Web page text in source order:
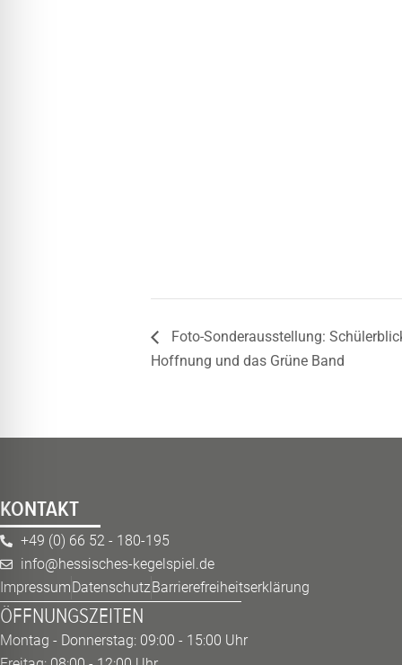
Foto-Sonderausstellung:
Hoffnung und das Grüne Band
KONTAKT
+49 (0) 66 52 - 180-195
info@hessisches-kegelspiel.de
ImpressumDatenschutzBarrierefreiheitserklärung
ÖFFNUNGSZEITEN
Montag - Donnerstag: 09:00 - 15:00 Uhr